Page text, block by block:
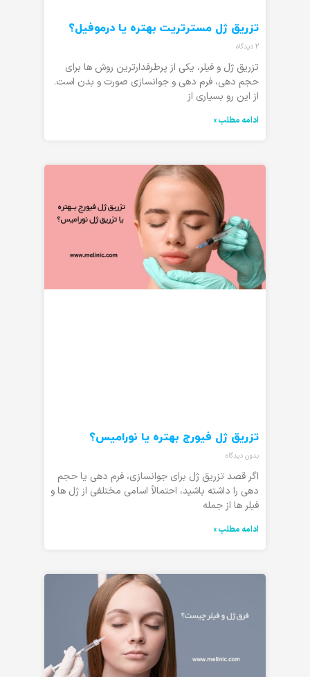
تزریق ژل مسترتریت بهتره یا درموفیل؟
2 دیدگاه
تزریق ژل و فیلر، یکی از پرطرفدارترین روش ها برای
حجم دهی، فرم دهی و جوانسازی صورت و بدن است.
از این رو بسیاری از
ادامه مطلب »
تزریق ژل فیورج بهتره یا نورامیس؟
بدون دیدگاه
اگر قصد تزریق ژل برای جوانسازی، فرم دهی یا حجم
دهی را داشته باشید، احتمالاً اسامی مختلفی از ژل ها و
فیلر ها از جمله
ادامه مطلب »